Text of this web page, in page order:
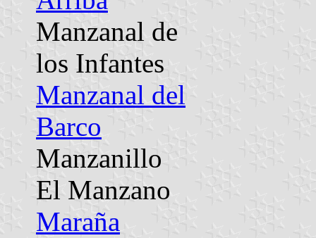
Manzanal de
los Infantes
Manzanal del
Barco
Manzanillo
El Manzano
Maraña